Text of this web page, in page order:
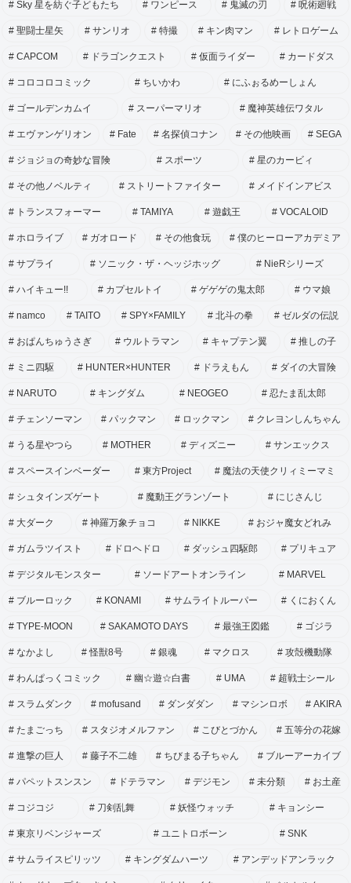
Sky 星を紡ぐ子どもたち ワンピース 鬼滅の刃 呪術廻戦
聖闘士星矢 サンリオ 特撮 キン肉マン レトロゲーム
CAPCOM ドラゴンクエスト 仮面ライダー カードダス
コロコロコミック ちいかわ にふぉるめーしょん
ゴールデンカムイ スーパーマリオ 魔神英雄伝ワタル
エヴァンゲリオン Fate 名探偵コナン その他映画 SEGA
ジョジョの奇妙な冒険 スポーツ 星のカービィ
その他ノベルティ ストリートファイター メイドインアビス
トランスフォーマー TAMIYA 遊戯王 VOCALOID
ホロライブ ガオロード その他食玩 僕のヒーローアカデミア
サプライ ソニック・ザ・ヘッジホッグ NieRシリーズ
ハイキュー!! カプセルトイ ゲゲゲの鬼太郎 ウマ娘
namco TAITO SPY×FAMILY 北斗の拳 ゼルダの伝説
おぱんちゅうさぎ ウルトラマン キャプテン翼 推しの子
ミニ四駆 HUNTER×HUNTER ドラえもん ダイの大冒険
NARUTO キングダム NEOGEO 忍たま乱太郎
チェンソーマン パックマン ロックマン クレヨンしんちゃん
うる星やつら MOTHER ディズニー サンエックス
スペースインベーダー 東方Project 魔法の天使クリィミーマミ
シュタインズゲート 魔動王グランゾート にじさんじ
大ダーク 神羅万象チョコ NIKKE おジャ魔女どれみ
ガムラツイスト ドロヘドロ ダッシュ四駆郎 プリキュア
デジタルモンスター ソードアートオンライン MARVEL
ブルーロック KONAMI サムライトルーパー くにおくん
TYPE-MOON SAKAMOTO DAYS 最強王図鑑 ゴジラ
なかよし 怪獣8号 銀魂 マクロス 攻殻機動隊
わんぱっくコミック 幽☆遊☆白書 UMA 超戦士シール
スラムダンク mofusand ダンダダン マシンロボ AKIRA
たまごっち スタジオメルファン こびとづかん 五等分の花嫁
進撃の巨人 藤子不二雄 ちびまる子ちゃん ブルーアーカイブ
パペットスンスン ドテラマン デジモン 未分類 お土産
コジコジ 刀剣乱舞 妖怪ウォッチ キョンシー
東京リベンジャーズ ユニトロボーン SNK
サムライスピリッツ キングダムハーツ アンデッドアンラック